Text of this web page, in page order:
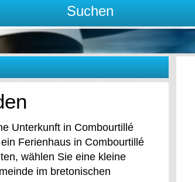
Suchen
Unterkunft in Combourtillé
Ferienhaus in Combourtillé
wählen Sie eine kleine
im bretonischen